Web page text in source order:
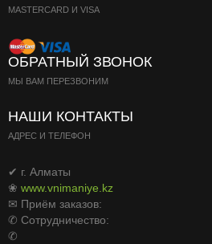
MASTERCARD И VISA
ОБРАТНЫЙ ЗВОНОК
МЫ ВАМ ПЕРЕЗВОНИМ
НАШИ КОНТАКТЫ
АДРЕС И ТЕЛЕФОН
✔ г. Алматы
❀ www.vnimaniye.kz
✉ Приём заказов:
✆ Сотрудничество:
✆